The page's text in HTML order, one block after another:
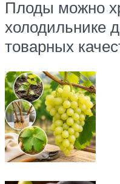
Плоды можно
холодильнике
товарных